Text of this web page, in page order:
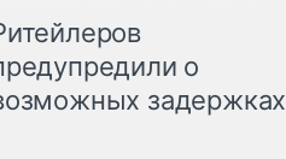
о
задержках